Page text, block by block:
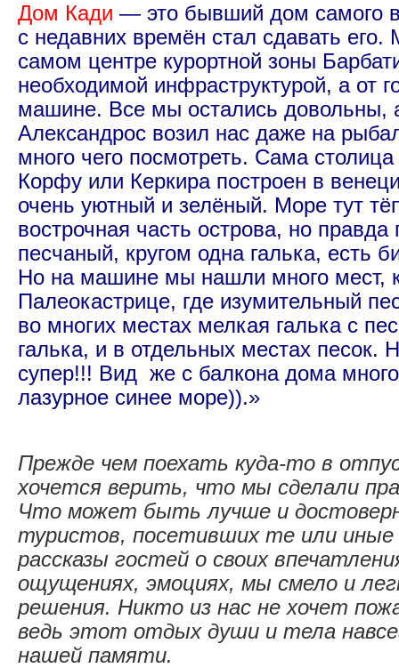
Дом Кади — это бывший дом самого
с недавних времён стал сдавать его.
самом центре курортной зоны
необходимой инфраструктурой, а от
машине. Все мы остались довольны,
Александрос возил нас даже на
много чего посмотреть. Сама столица
Корфу или Керкира построен в
очень уютный и зелёный. Море тут
вострочная часть острова, но
песчаный, кругом одна галька, есть
Но на машине мы нашли много мест,
Палеокастрице, где изумительный
во многих местах мелкая галька с
галька, и в отдельных местах песок.
супер!!! Вид же с балкона дома
лазурное синее море)).»
Прежде чем поехать куда-то в
хочется верить, что мы сделали
Что может быть лучше и
туристов, посетивших те или
рассказы гостей о своих
ощущениях, эмоциях, мы смело и
решения. Никто из нас не хочет
ведь этот отдых души и тела
нашей памяти.